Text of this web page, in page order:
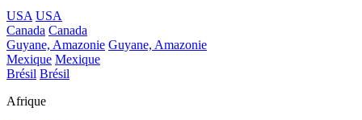
USA USA
Canada Canada
Guyane, Amazonie Guyane, Amazonie
Mexique Mexique
Brésil Brésil
Afrique